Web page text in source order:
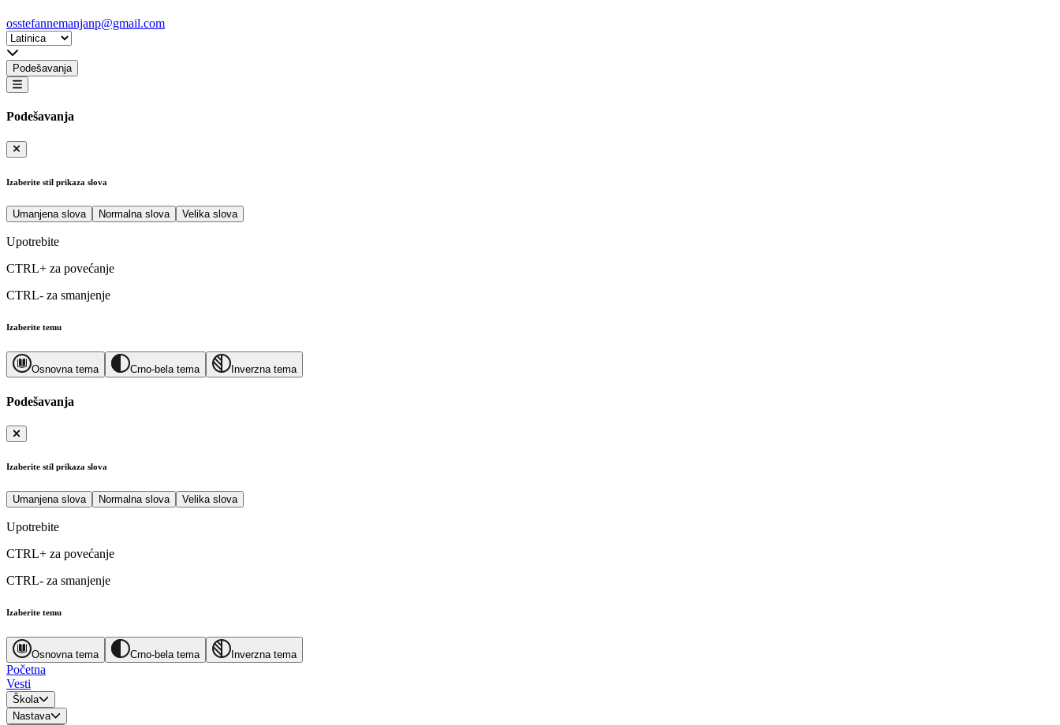
osstefannemanjanp@gmail.com
Podešavanja
Podešavanja
Izaberite stil prikaza slova
Umanjena slova Normalna slova Velika slova
Upotrebite
CTRL+ za povećanje
CTRL- za smanjenje
Izaberite temu
Osnovna tema Crno-bela tema Inverzna tema
Podešavanja
Izaberite stil prikaza slova
Umanjena slova Normalna slova Velika slova
Upotrebite
CTRL+ za povećanje
CTRL- za smanjenje
Izaberite temu
Osnovna tema Crno-bela tema Inverzna tema
Početna
Vesti
Škola
Nastava